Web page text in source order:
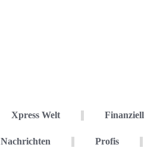
Xpress Welt Finanziell
Nachrichten Profis